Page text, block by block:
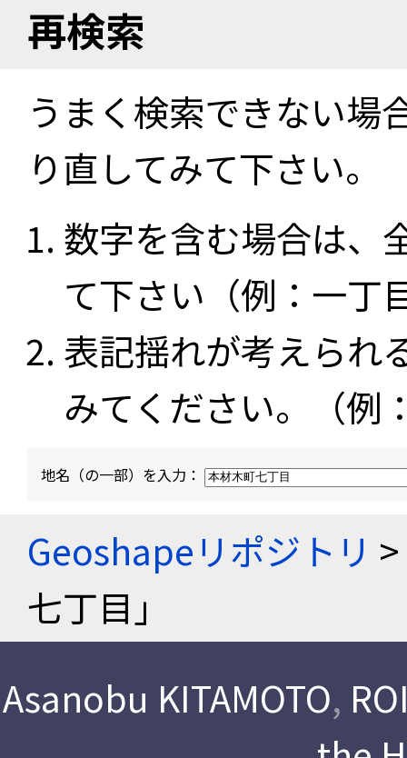
再検索
うまく検索できない場
り直してみて下さい。
数字を含む場合は、
て下さい（例：一
表記揺れが考えられ
みてください。（例
地名（の一部）を入力：
Geoshapeリポジトリ >
七丁目」
Asanobu KITAMOTO,